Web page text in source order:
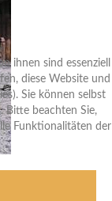
ihnen sind essenziell
diese Website und
Sie können selbst
Bitte beachten Sie,
Funktionalitäten der